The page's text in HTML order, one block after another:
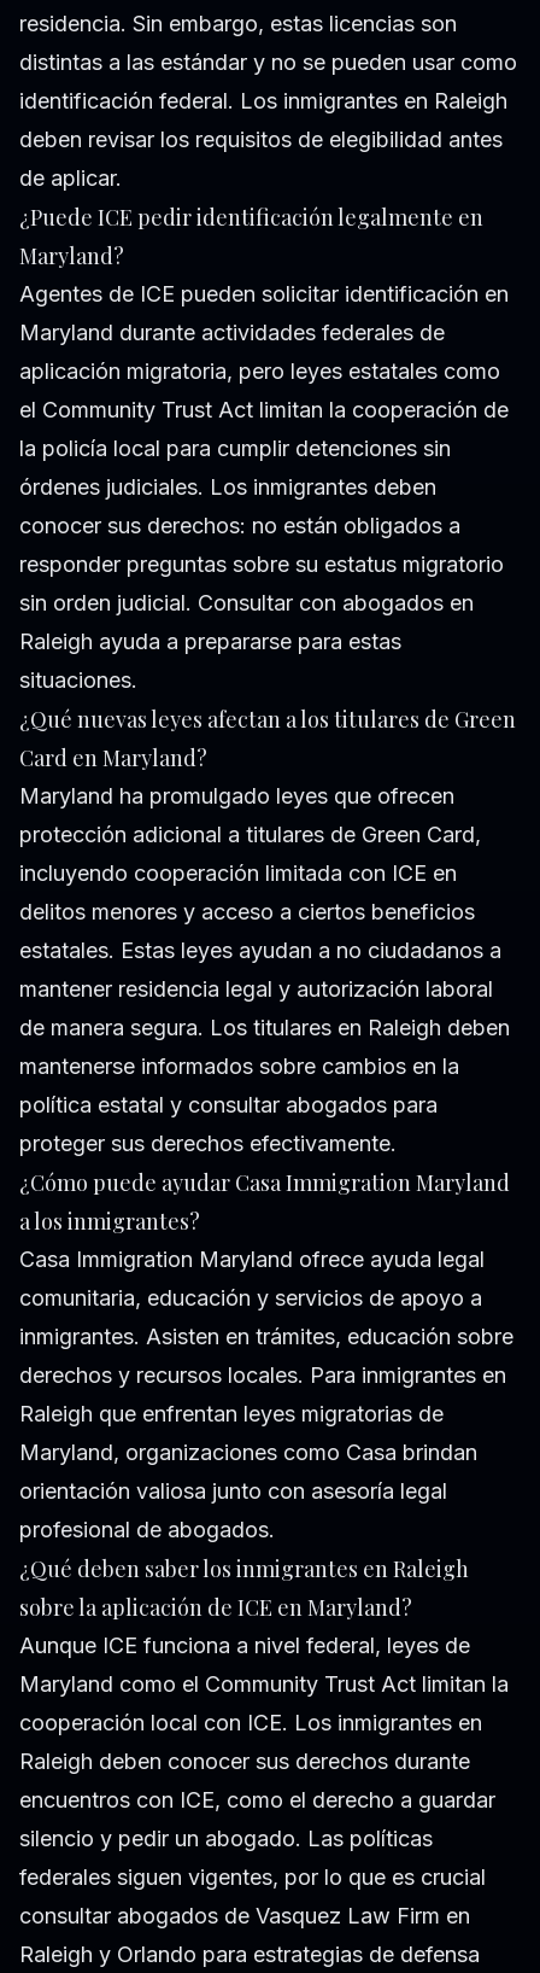
residencia. Sin embargo, estas licencias son
distintas a las estándar y no se pueden usar como
identificación federal. Los inmigrantes en Raleigh
deben revisar los requisitos de elegibilidad antes
de aplicar.
¿Puede ICE pedir identificación legalmente en
Maryland?
Agentes de ICE pueden solicitar identificación en
Maryland durante actividades federales de
aplicación migratoria, pero leyes estatales como
el Community Trust Act limitan la cooperación de
la policía local para cumplir detenciones sin
órdenes judiciales. Los inmigrantes deben
conocer sus derechos: no están obligados a
responder preguntas sobre su estatus migratorio
sin orden judicial. Consultar con abogados en
Raleigh ayuda a prepararse para estas
situaciones.
¿Qué nuevas leyes afectan a los titulares de Green
Card en Maryland?
Maryland ha promulgado leyes que ofrecen
protección adicional a titulares de Green Card,
incluyendo cooperación limitada con ICE en
delitos menores y acceso a ciertos beneficios
estatales. Estas leyes ayudan a no ciudadanos a
mantener residencia legal y autorización laboral
de manera segura. Los titulares en Raleigh deben
mantenerse informados sobre cambios en la
política estatal y consultar abogados para
proteger sus derechos efectivamente.
¿Cómo puede ayudar Casa Immigration Maryland
a los inmigrantes?
Casa Immigration Maryland ofrece ayuda legal
comunitaria, educación y servicios de apoyo a
inmigrantes. Asisten en trámites, educación sobre
derechos y recursos locales. Para inmigrantes en
Raleigh que enfrentan leyes migratorias de
Maryland, organizaciones como Casa brindan
orientación valiosa junto con asesoría legal
profesional de abogados.
¿Qué deben saber los inmigrantes en Raleigh
sobre la aplicación de ICE en Maryland?
Aunque ICE funciona a nivel federal, leyes de
Maryland como el Community Trust Act limitan la
cooperación local con ICE. Los inmigrantes en
Raleigh deben conocer sus derechos durante
encuentros con ICE, como el derecho a guardar
silencio y pedir un abogado. Las políticas
federales siguen vigentes, por lo que es crucial
consultar abogados de Vasquez Law Firm en
Raleigh y Orlando para estrategias de defensa